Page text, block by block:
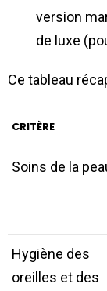
version
de luxe
Ce tableau
CRITÈRE
Soins de la
Hygiène des
oreilles et des